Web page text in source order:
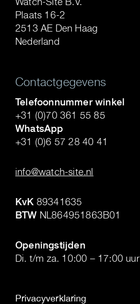
Plaats 16-2
2513 AE Den Haag
Nederland
Contactgegevens
Telefoonnummer winkel
+31 (0)70 361 55 85
WhatsApp
+31 (0)6 57 28 40 41
info@watch-site.nl
KvK 89341635
BTW NL864951863B01
Openingstijden
Di. t/m za. 10:00 – 17:00 uur
Privacyverklaring